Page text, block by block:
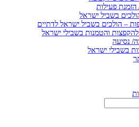
הזמנת פעילות
בשביל ישראל
– הולכים בשביל ישראל לדתיים
והטמנות בשבילי ישראל
נסיעה
בשבילי ישראל